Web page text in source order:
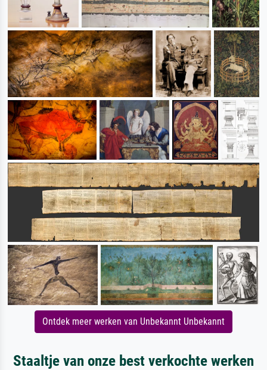
Ontdek meer werken van Unbekannt Unbekannt
Staaltje van onze best verkochte werken